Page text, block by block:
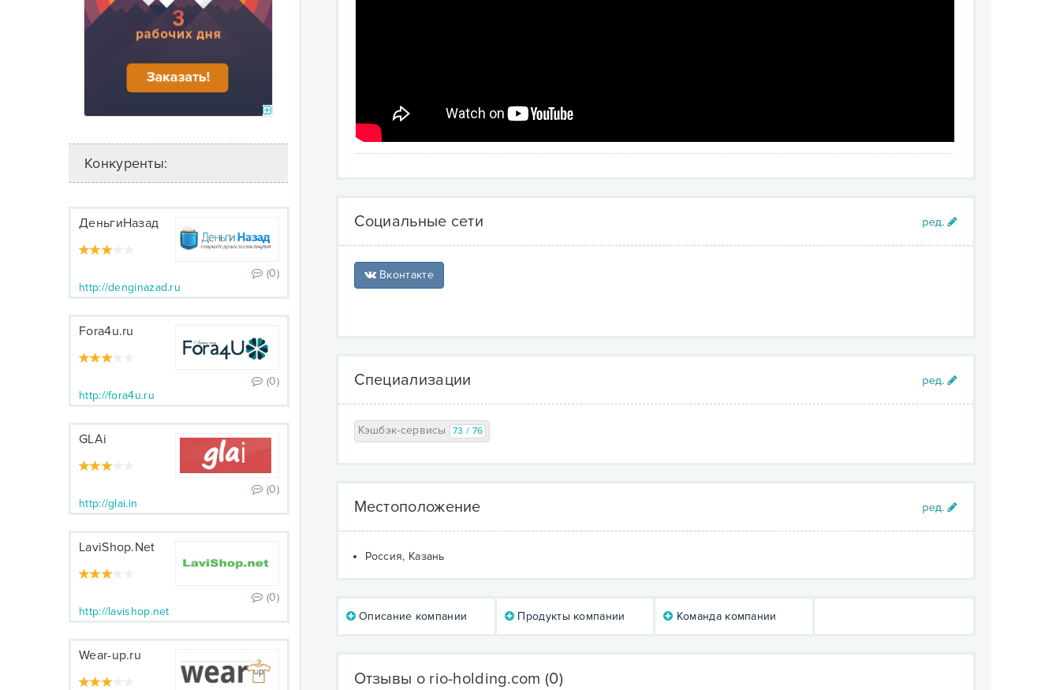
Конкуренты:
ДеньгиНазад
(0)
http://denginazad.ru
Fora4u.ru
(0)
http://fora4u.ru
GLAi
(0)
http://glai.in
LaviShop.Net
(0)
http://lavishop.net
Wear-up.ru
Социальные сети
Вконтакте
Специализации
Кэшбэк-сервисы 73 / 76
Местоположение
Россия, Казань
Описание компании Продукты компании Команда компании
Отзывы о rio-holding.com (0)